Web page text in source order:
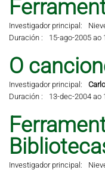
Investigador principal:
Duración :
15-ago-2005 ao
O
Investigador principal:
Duración :
13-dec-2004 ao
Investigador principal: